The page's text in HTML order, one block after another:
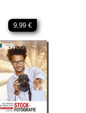
9,99 €